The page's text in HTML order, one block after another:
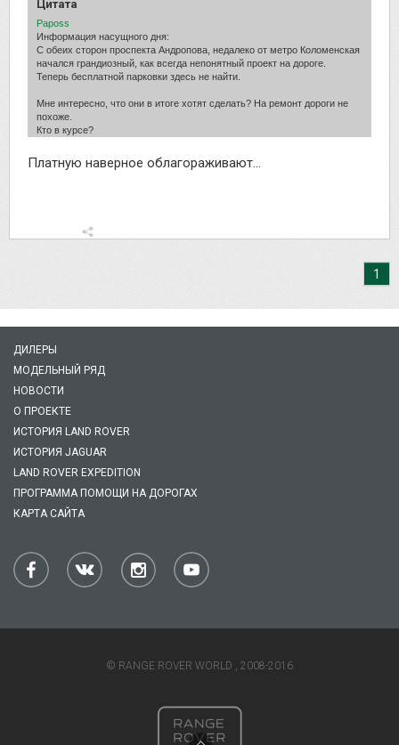
Цитата
Paposs
Информация насущного дня:
С обеих сторон проспекта Андропова, недалеко от метро Коломенская
начался грандиозный, как всегда непонятный проект на дороге.
Теперь бесплатной парковки здесь не найти.
Мне интересно, что они в итоге хотят сделать? На ремонт дороги не
похоже.
Кто в курсе?
Платную наверное облагораживают...
1
ДИЛЕРЫ
МОДЕЛЬНЫЙ РЯД
НОВОСТИ
О ПРОЕКТЕ
ИСТОРИЯ LAND ROVER
ИСТОРИЯ JAGUAR
LAND ROVER EXPEDITION
ПРОГРАММА ПОМОЩИ НА ДОРОГАХ
КАРТА САЙТА
© RANGE ROVER WORLD , 2008-2016